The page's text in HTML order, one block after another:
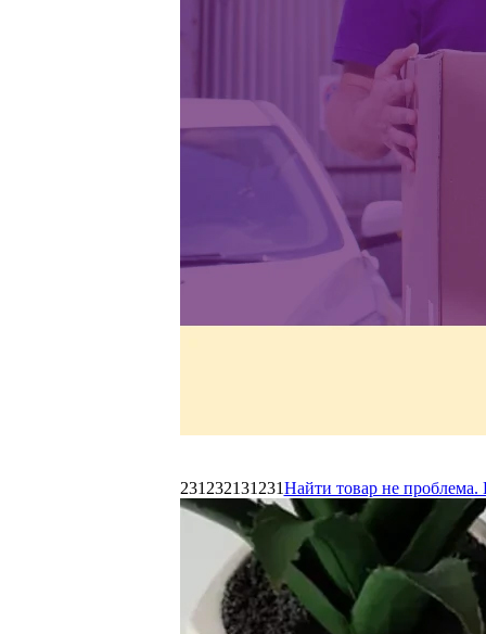
231232131231Найти товар не проблема.